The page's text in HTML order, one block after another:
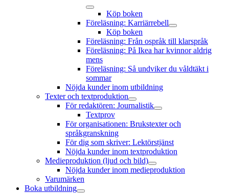
öppna
meny
Köp boken
Föreläsning: Karriärrebell
öppna
meny
Köp boken
Föreläsning: Från ospråk till klarspråk
Föreläsning: På Ikea har kvinnor aldrig
mens
Föreläsning: Så undviker du våldtäkt i
sommar
Nöjda kunder inom utbildning
Texter och textproduktion
öppna
meny
För redaktören: Journalistik
öppna
Textprov
För organisationen: Brukstexter och
språkgranskning
För dig som skriver: Lektörstjänst
Nöjda kunder inom textproduktion
Medieproduktion (ljud och bild)
öppna
meny
Nöjda kunder inom medieproduktion
Varumärken
Boka utbildning